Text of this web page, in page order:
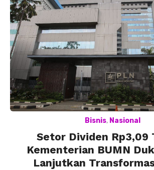
Bisnis, Nasional
Setor Dividen Rp3,09
Kementerian BUMN
Lanjutkan